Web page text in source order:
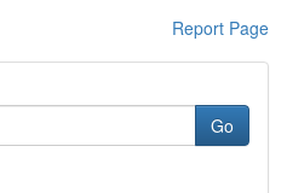
Report Page
Go